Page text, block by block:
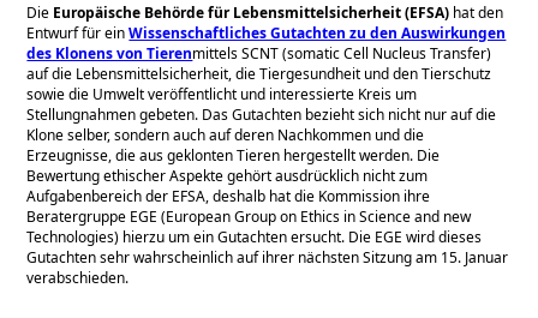
Die Europäische Behörde für Lebensmittelsicherheit (EFSA) hat den
Entwurf für einWissenschaftliches Gutachten zu den Auswirkungen
des Klonens von Tierenmittels SCNT (somatic Cell Nucleus Transfer)
auf die Lebensmittelsicherheit, die Tiergesundheit und den Tierschutz
sowie die Umwelt veröffentlicht und interessierte Kreis um
Stellungnahmen gebeten. Das Gutachten bezieht sich nicht nur auf die
Klone selber, sondern auch auf deren Nachkommen und die
Erzeugnisse, die aus geklonten Tieren hergestellt werden. Die
Bewertung ethischer Aspekte gehört ausdrücklich nicht zum
Aufgabenbereich der EFSA, deshalb hat die Kommission ihre
Beratergruppe EGE (European Group on Ethics in Science and new
Technologies) hierzu um ein Gutachten ersucht. Die EGE wird dieses
Gutachten sehr wahrscheinlich auf ihrer nächsten Sitzung am 15. Januar
verabschieden.